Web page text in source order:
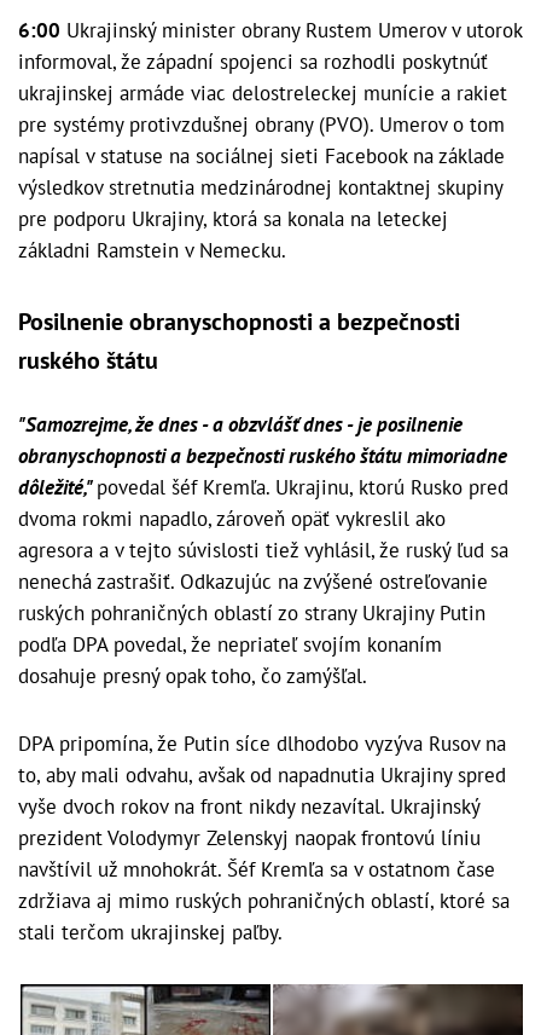
6:00 Ukrajinský minister obrany Rustem Umerov v utorok
informoval, že západní spojenci sa rozhodli poskytnúť
ukrajinskej armáde viac delostreleckej munície a rakiet
pre systémy protivzdušnej obrany (PVO). Umerov o tom
napísal v statuse na sociálnej sieti Facebook na základe
výsledkov stretnutia medzinárodnej kontaktnej skupiny
pre podporu Ukrajiny, ktorá sa konala na leteckej
základni Ramstein v Nemecku.
Posilnenie obranyschopnosti a bezpečnosti
ruského štátu
"Samozrejme, že dnes - a obzvlášť dnes - je posilnenie
obranyschopnosti a bezpečnosti ruského štátu mimoriadne
dôležité,"povedal šéf Kremľa. Ukrajinu, ktorú Rusko pred
dvoma rokmi napadlo, zároveň opäť vykreslil ako
agresora a v tejto súvislosti tiež vyhlásil, že ruský ľud sa
nenechá zastrašiť. Odkazujúc na zvýšené ostreľovanie
ruských pohraničných oblastí zo strany Ukrajiny Putin
podľa DPA povedal, že nepriateľ svojím konaním
dosahuje presný opak toho, čo zamýšľal.
DPA pripomína, že Putin síce dlhodobo vyzýva Rusov na
to, aby mali odvahu, avšak od napadnutia Ukrajiny spred
vyše dvoch rokov na front nikdy nezavítal. Ukrajinský
prezident Volodymyr Zelenskyj naopak frontovú líniu
navštívil už mnohokrát. Šéf Kremľa sa v ostatnom čase
zdržiava aj mimo ruských pohraničných oblastí, ktoré sa
stali terčom ukrajinskej paľby.